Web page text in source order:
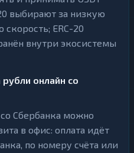
выбирают за низкую
ERC-20
внутри экосистемы
онлайн со
Сбербанка можно
в офис: оплата идёт
по номеру счёта или